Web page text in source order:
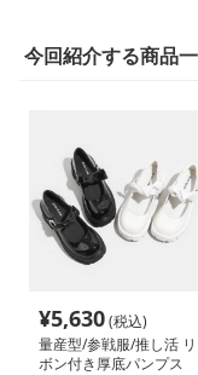
今回紹介する商品
¥5,630(税込)
量産型/参戦服/推し活 リ
ボン付き厚底パンプス